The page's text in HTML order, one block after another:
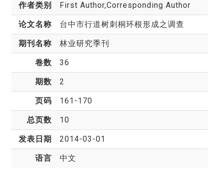
作者类别 First Author,Corresponding Author
论文名称 台中市行道树刺桐环根形成之调查
期刊名称 林业研究季刊
卷数 36
期数 2
页码 161-170
总页数 10
发表日期 2014-03-01
语言 中文